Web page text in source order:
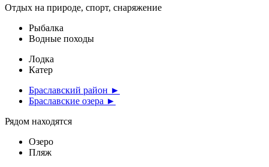
Отдых на природе, спорт, снаряжение
Рыбалка
Водные походы
Лодка
Катер
Браславский район ►
Браславские озера ►
Рядом находятся
Озеро
Пляж